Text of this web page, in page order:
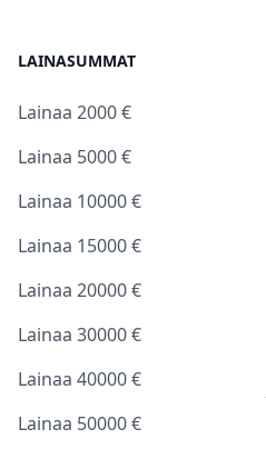
LAINASUMMAT
Lainaa 2000 €
Lainaa 5000 €
Lainaa 10000 €
Lainaa 15000 €
Lainaa 20000 €
Lainaa 30000 €
Lainaa 40000 €
Lainaa 50000 €